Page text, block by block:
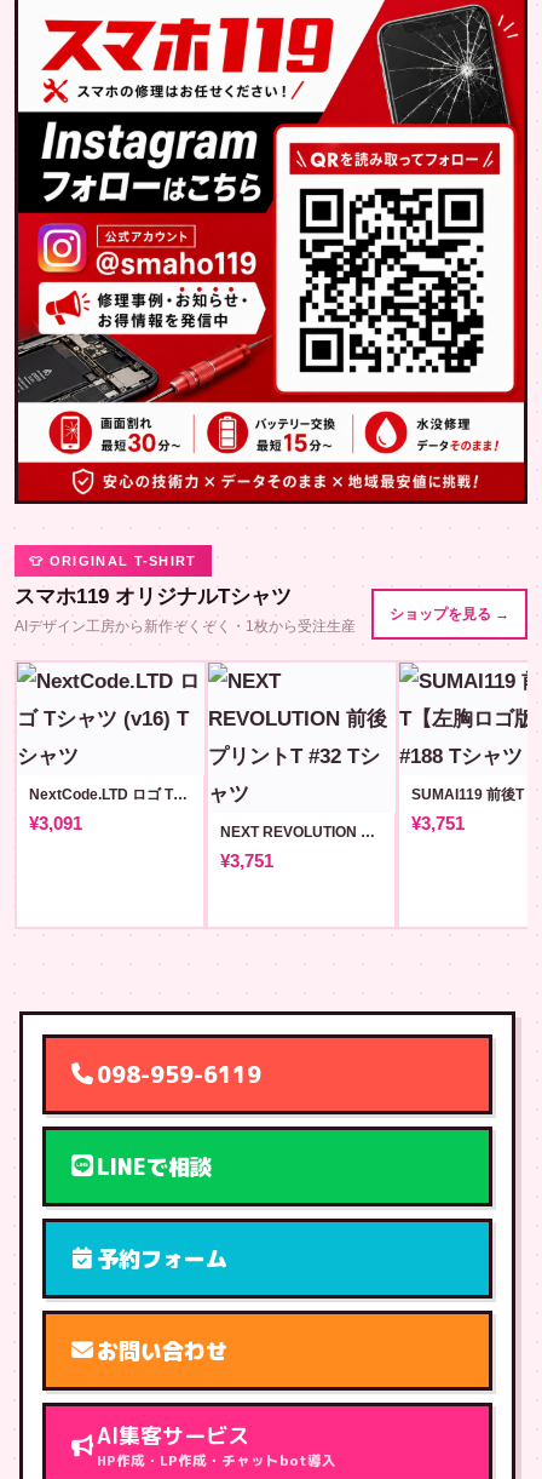
👕 ORIGINAL T-SHIRT
スマホ119 オリジナルTシャツ
AIデザイン工房から新作ぞくぞく・1枚から受注生産
ショップを見る →
NextCode.LTD ロゴ Tシャツ (v16)
¥3,091 NEXT REVOLUTION 前後プリントT #32
¥3,751
¥3,751
098-959-6119
LINEで相談
予約フォーム
お問い合わせ
AI集客サービス
HP作成・LP作成・チャットbot導入